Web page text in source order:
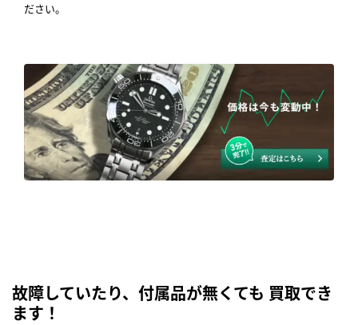
ださい。
故障していたり、付属品が無くても 買取でき
ます！